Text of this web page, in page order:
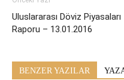
Uluslararası Döviz Piyasaları
Raporu – 13.01.2016
BENZER YAZILAR